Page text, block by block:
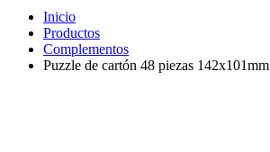
Inicio
Productos
Complementos
Puzzle de cartón 48 piezas 142x101mm